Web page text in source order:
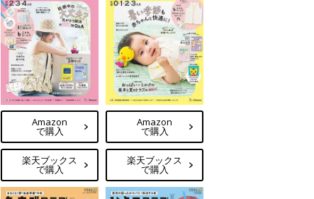
Amazon
で購入
楽天ブックス
で購入
Amazon
で購入
楽天ブックス
で購入